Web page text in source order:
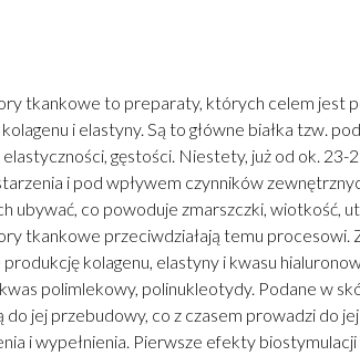
tkankowe to preparaty, których celem jest
i elastyny. Są to główne białka tzw.
elastyczności, gęstości. Niestety, już od ok. 23-
i pod wpływem czynników
ubywać, co powoduje zmarszczki, wiotkość,
tkankowe przeciwdziałają temu procesowi.
produkcję kolagenu, elastyny i kwasu
polimlekowy, polinukleotydy. Podane w
do jej przebudowy, co z czasem prowadzi do
i wypełnienia. Pierwsze efekty